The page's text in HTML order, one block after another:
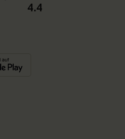
4.4